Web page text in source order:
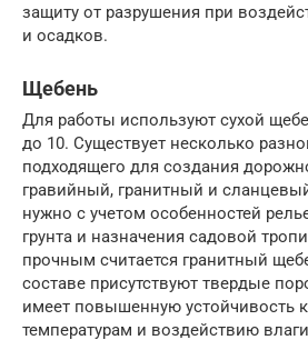
защиту от разрушения при
и осадков.
Щебень
Для работы используют сухой
до 10. Существует несколько
подходящего для создания
гравийный, гранитный и
нужно с учетом особенностей
грунта и назначения садовой
прочным считается гранитный
составе присутствуют твердые
имеет повышенную устойчивость
температурам и воздействию